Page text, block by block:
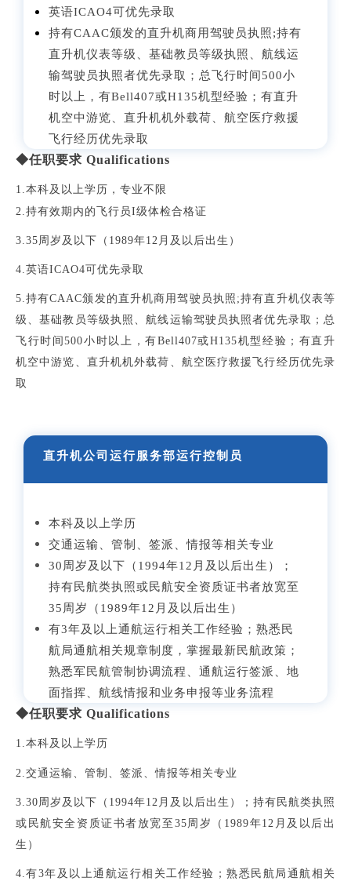
英语ICAO4可优先录取
持有CAAC颁发的直升机商用驾驶员执照;持有
直升机仪表等级、基础教员等级执照、航线运
输驾驶员执照者优先录取；总飞行时间500小
时以上，有Bell407或H135机型经验；有直升
机空中游览、直升机机外载荷、航空医疗救援
飞行经历优先录取
◆任职要求 Qualifications
1.本科及以上学历，专业不限
2.持有效期内的飞行员I级体检合格证
3.35周岁及以下（1989年12月及以后出生）
4.英语ICAO4可优先录取
5.持有CAAC颁发的直升机商用驾驶员执照;持有直升机仪表等
级、基础教员等级执照、航线运输驾驶员执照者优先录取；总
飞行时间500小时以上，有Bell407或H135机型经验；有直升
机空中游览、直升机机外载荷、航空医疗救援飞行经历优先录
取
直升机公司运行服务部运行控制员
本科及以上学历
交通运输、管制、签派、情报等相关专业
30周岁及以下（1994年12月及以后出生）；
持有民航类执照或民航安全资质证书者放宽至
35周岁（1989年12月及以后出生）
有3年及以上通航运行相关工作经验；熟悉民
航局通航相关规章制度，掌握最新民航政策；
熟悉军民航管制协调流程、通航运行签派、地
面指挥、航线情报和业务申报等业务流程
◆任职要求 Qualifications
1.本科及以上学历
2.交通运输、管制、签派、情报等相关专业
3.30周岁及以下 （1994年12月及以后出生）；持有民航类执照
或民航安全资质证书者放宽至35周岁（1989年12月及以后出
生）
4.有3年及以上通航运行相关工作经验；熟悉民航局通航相关